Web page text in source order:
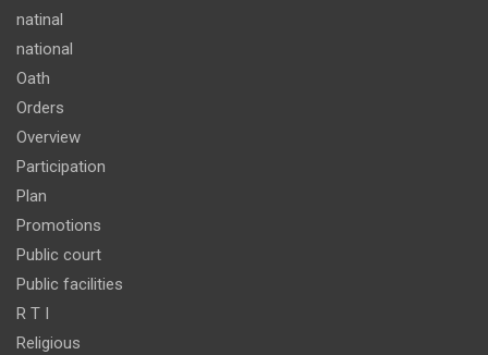
natinal
national
Oath
Orders
Overview
Participation
Plan
Promotions
Public court
Public facilities
R T I
Religious